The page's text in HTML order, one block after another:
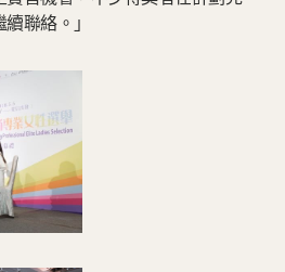
聯絡。」